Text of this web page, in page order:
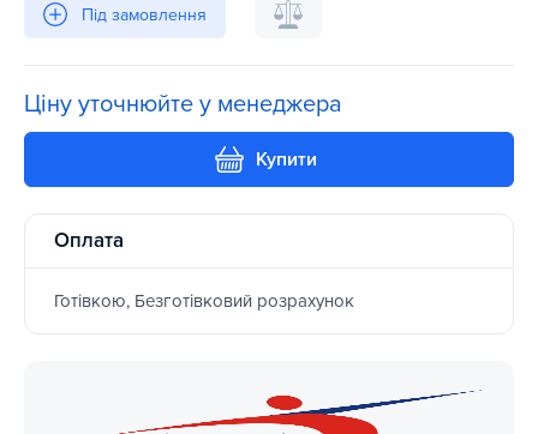
Під замовлення
Ціну уточнюйте у менеджера
Купити
Оплата
Готівкою, Безготівковий розрахунок